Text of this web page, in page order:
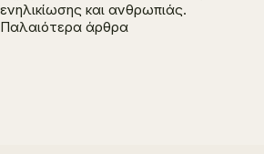
ενηλικίωσης και ανθρωπιάς.
Πλοήγηση
Παλαιότερα άρθρα